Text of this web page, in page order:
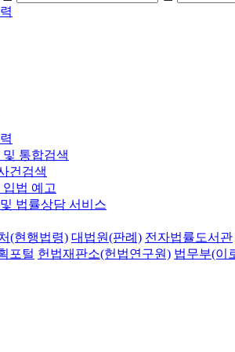
(현행법령) 대법원(판례) 전자법률도서관
포털 헌법재판소(헌법연구원) 법무부(이